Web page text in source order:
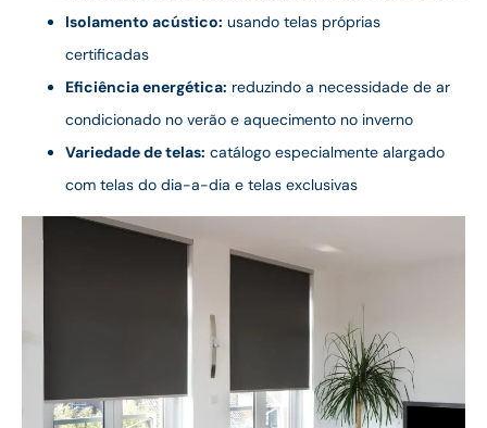
Isolamento acústico: usando telas próprias
certificadas
Eficiência energética: reduzindo a necessidade de ar
condicionado no verão e aquecimento no inverno
Variedade de telas: catálogo especialmente alargado
com telas do dia-a-dia e telas exclusivas